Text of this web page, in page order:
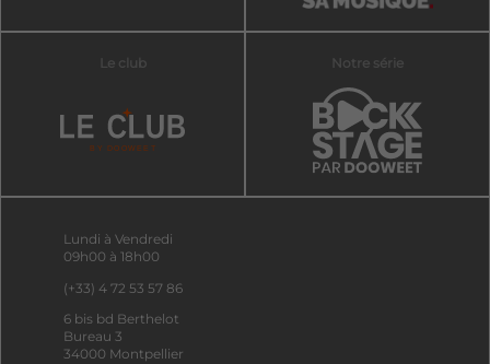
Le club Notre série
Lundi à Vendredi
09h00 à 18h00
(+33) 4 72 53 57 86
6 bis bd Berthelot
Bureau 3
34000 Montpellier